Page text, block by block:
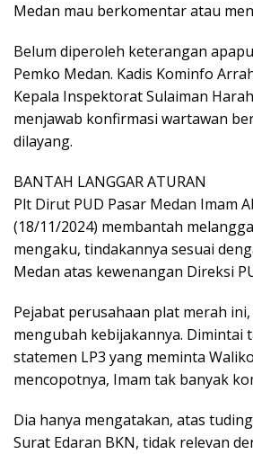
Medan mau berkomentar atau
Belum diperoleh keterangan
Pemko Medan. Kadis Kominfo
Kepala Inspektorat Sulaiman
menjawab konfirmasi wartawan
dilayang.
BANTAH LANGGAR ATURAN
Plt Dirut PUD Pasar Medan Imam
(18/11/2024) membantah
mengaku, tindakannya sesuai
Medan atas kewenangan Direksi
Pejabat perusahaan plat merah
mengubah kebijakannya. Dimintai
statemen LP3 yang meminta
mencopotnya, Imam tak banyak
Dia hanya mengatakan, atas
Surat Edaran BKN, tidak relevan